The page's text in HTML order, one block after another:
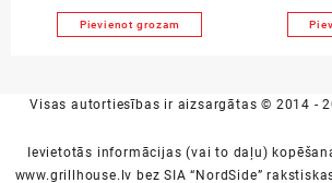
Pievienot grozam
Visas autortiesības ir aizsargātas © 2014 -
Ievietotās informācijas (vai to daļu)
www.grillhouse.lv bez SIA “NordSide”